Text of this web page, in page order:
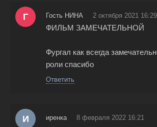
Г Гость НИНА 2 октября 2021 16:29
ФИЛЬМ ЗАМЕЧАТЕЛЬНОЙ
Фургал как всегда
роли спасибо
Ответить
И иренка 8 февраля 2022 16:21